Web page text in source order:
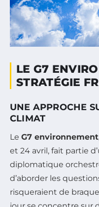
LE G7
STRATÉGIE
UNE APPROCHE
CLIMAT
Le G7 environnement
et 24 avril, fait partie
diplomatique
d’aborder les
risqueraient de